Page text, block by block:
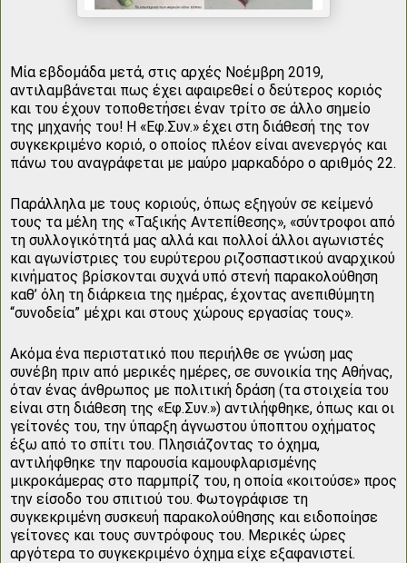
Μία εβδομάδα μετά, στις αρχές Νοέμβρη 2019,
αντιλαμβάνεται πως έχει αφαιρεθεί ο δεύτερος κοριός
και του έχουν τοποθετήσει έναν τρίτο σε άλλο σημείο
της μηχανής του! Η «Εφ.Συν.» έχει στη διάθεσή της τον
συγκεκριμένο κοριό, ο οποίος πλέον είναι ανενεργός και
πάνω του αναγράφεται με μαύρο μαρκαδόρο ο αριθμός 22.
Παράλληλα με τους κοριούς, όπως εξηγούν σε κείμενό
τους τα μέλη της «Ταξικής Αντεπίθεσης», «σύντροφοι από
τη συλλογικότητά μας αλλά και πολλοί άλλοι αγωνιστές
και αγωνίστριες του ευρύτερου ριζοσπαστικού αναρχικού
κινήματος βρίσκονται συχνά υπό στενή παρακολούθηση
καθ’ όλη τη διάρκεια της ημέρας, έχοντας ανεπιθύμητη
“συνοδεία” μέχρι και στους χώρους εργασίας τους».
Aκόμα ένα περιστατικό που περιήλθε σε γνώση μας
συνέβη πριν από μερικές ημέρες, σε συνοικία της Αθήνας,
όταν ένας άνθρωπος με πολιτική δράση (τα στοιχεία του
είναι στη διάθεση της «Εφ.Συν.») αντιλήφθηκε, όπως και οι
γείτονές του, την ύπαρξη άγνωστου ύποπτου οχήματος
έξω από το σπίτι του. Πλησιάζοντας το όχημα,
αντιλήφθηκε την παρουσία καμουφλαρισμένης
μικροκάμερας στο παρμπρίζ του, η οποία «κοιτούσε» προς
την είσοδο του σπιτιού του. Φωτογράφισε τη
συγκεκριμένη συσκευή παρακολούθησης και ειδοποίησε
γείτονες και τους συντρόφους του. Μερικές ώρες
αργότερα το συγκεκριμένο όχημα είχε εξαφανιστεί.